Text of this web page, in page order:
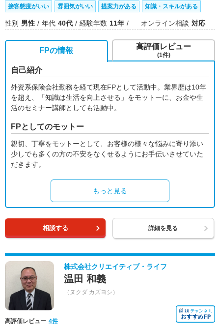
接客態度がいい 雰囲気がいい 提案力がある 知識・スキルがある
性別 男性 年代 40代 経験年数 11年 オンライン相談 対応
FPの情報
自己紹介
外資系保険会社勤務を経て現在FPとして活動中。業界歴は10年
を超え、「知識は生活を向上させる」をモットーに、お金や生
活のセミナー講師としても活動中。
FPとしてのモットー
親切、丁寧をモットーとして、お客様の様々な悩みに寄り添い
少しでも多くの方の不安をなくせるようにお手伝いさせていた
だきます。
もっと見る
高評価レビュー
(1件)
相談する 詳細を見る
株式会社クリエイティブ・ライフ
温田 和義
（ヌクダ カズヨシ）
高評価レビュー 4件